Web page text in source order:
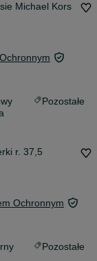
Michael Kors
Pozostałe
r. 37,5
Ochronnym
Pozostałe